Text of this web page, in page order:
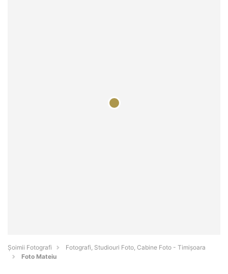
Șoimii Fotografi
Fotografi, Studiouri Foto, Cabine Foto - Timişoara
Foto Mateiu